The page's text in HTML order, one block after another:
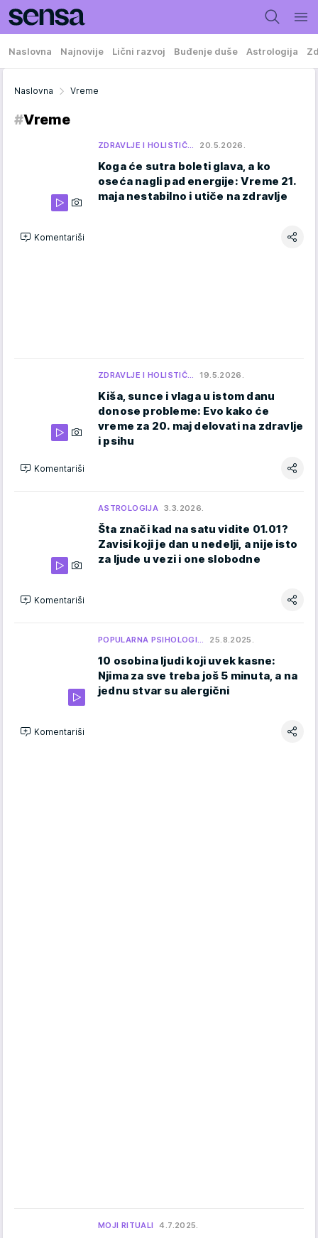
Naslovna Najnovije Lični razvoj Buđenje duše Astrologija
Naslovna Vreme
#Vreme
ZDRAVLJE I HOLISTIČ… 20.5.2026.
Koga će sutra boleti glava, a ko
oseća nagli pad energije: Vreme 21.
maja nestabilno i utiče na zdravlje
Komentariši
ZDRAVLJE I HOLISTIČ… 19.5.2026.
Kiša, sunce i vlaga u istom danu
donose probleme: Evo kako će
vreme za 20. maj delovati na zdravlje
i psihu
Komentariši
ASTROLOGIJA 3.3.2026.
Šta znači kad na satu vidite 01.01?
Zavisi koji je dan u nedelji, a nije isto
za ljude u vezi i one slobodne
Komentariši
POPULARNA PSIHOLOGI… 25.8.2025.
10 osobina ljudi koji uvek kasne:
Njima za sve treba još 5 minuta, a na
jednu stvar su alergični
Komentariši
MOJI RITUALI 4.7.2025.